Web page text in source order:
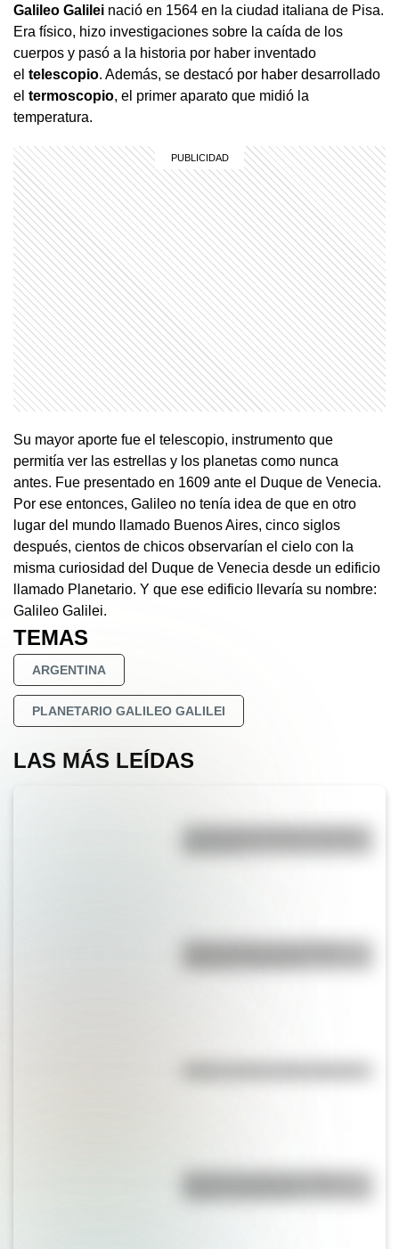
Galileo Galilei nació en 1564 en la ciudad italiana de Pisa.
Era físico, hizo investigaciones sobre la caída de los
cuerpos y pasó a la historia por haber inventado
el telescopio. Además, se destacó por haber desarrollado
el termoscopio, el primer aparato que midió la
temperatura.
Su mayor aporte fue el telescopio, instrumento que
permitía ver las estrellas y los planetas como nunca
antes. Fue presentado en 1609 ante el Duque de Venecia.
Por ese entonces, Galileo no tenía idea de que en otro
lugar del mundo llamado Buenos Aires, cinco siglos
después, cientos de chicos observarían el cielo con la
misma curiosidad del Duque de Venecia desde un edificio
llamado Planetario. Y que ese edificio llevaría su nombre:
Galileo Galilei.
TEMAS
ARGENTINA
PLANETARIO GALILEO GALILEI
LAS MÁS LEÍDAS
Duda resuelta: ¿es el Truco
realmente argentino?
Bandera de Bolivia: historia,